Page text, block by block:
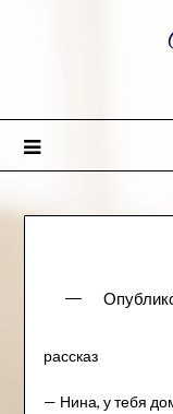
рассказ
— Нина, у тебя